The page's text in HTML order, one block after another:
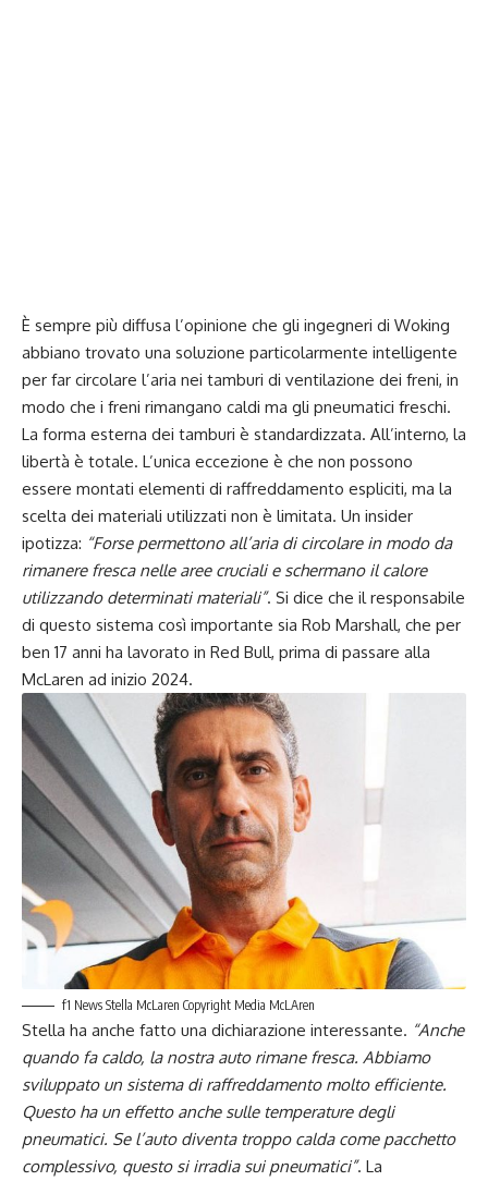
È sempre più diffusa l’opinione che gli ingegneri di Woking
abbiano trovato una soluzione particolarmente intelligente
per far circolare l’aria nei tamburi di ventilazione dei freni, in
modo che i freni rimangano caldi ma gli pneumatici freschi.
La forma esterna dei tamburi è standardizzata. All’interno, la
libertà è totale. L’unica eccezione è che non possono
essere montati elementi di raffreddamento espliciti, ma la
scelta dei materiali utilizzati non è limitata. Un insider
ipotizza: “Forse permettono all’aria di circolare in modo da
rimanere fresca nelle aree cruciali e schermano il calore
utilizzando determinati materiali”. Si dice che il responsabile
di questo sistema così importante sia Rob Marshall, che per
ben 17 anni ha lavorato in Red Bull, prima di passare alla
McLaren ad inizio 2024.
f1 News Stella McLaren Copyright Media McLAren
Stella ha anche fatto una dichiarazione interessante. “Anche
quando fa caldo, la nostra auto rimane fresca. Abbiamo
sviluppato un sistema di raffreddamento molto efficiente.
Questo ha un effetto anche sulle temperature degli
pneumatici. Se l’auto diventa troppo calda come pacchetto
complessivo, questo si irradia sui pneumatici”. La